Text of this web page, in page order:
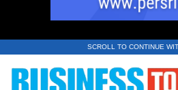
SCROLL TO CONTINUE